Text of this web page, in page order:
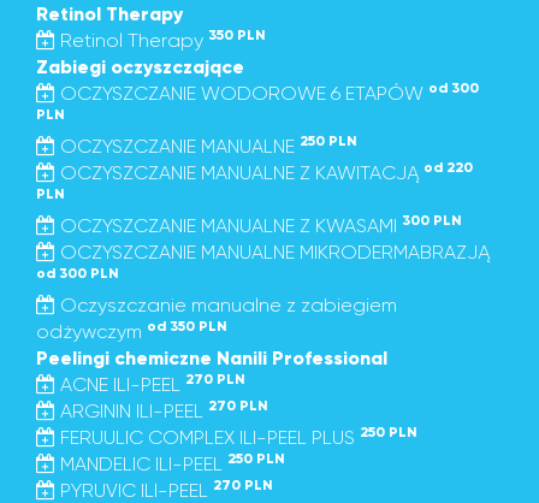
Retinol Therapy
Retinol Therapy 350 PLN
Zabiegi oczyszczające
OCZYSZCZANIE WODOROWE 6 ETAPÓW od 300
PLN
OCZYSZCZANIE MANUALNE 250 PLN
OCZYSZCZANIE MANUALNE Z KAWITACJĄ od 220
PLN
OCZYSZCZANIE MANUALNE Z KWASAMI 300 PLN
OCZYSZCZANIE MANUALNE MIKRODERMABRAZJĄ
od 300 PLN
Oczyszczanie manualne z zabiegiem
odżywczym od 350 PLN
Peelingi chemiczne Nanili Professional
ACNE ILI-PEEL 270 PLN
ARGININ ILI-PEEL 270 PLN
FERUULIC COMPLEX ILI-PEEL PLUS 250 PLN
MANDELIC ILI-PEEL 250 PLN
PYRUVIC ILI-PEEL 270 PLN